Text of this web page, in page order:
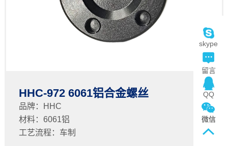
skype
留言
QQ
微信
HHC-972 6061铝合金螺丝
品牌：HHC
材料：6061铝
工艺流程：车制